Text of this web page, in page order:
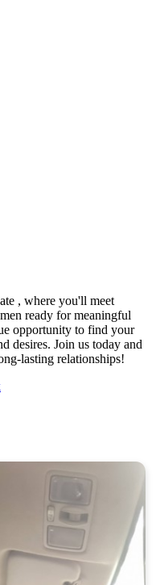
, where you'll meet
ready for meaningful
opportunity to find your
desires. Join us today and
lasting relationships!